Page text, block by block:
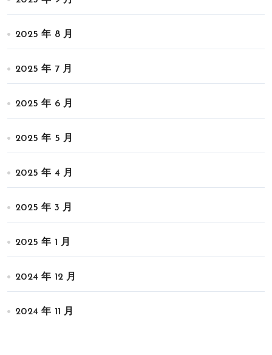
2025 年 8 月
2025 年 7 月
2025 年 6 月
2025 年 5 月
2025 年 4 月
2025 年 3 月
2025 年 1 月
2024 年 12 月
2024 年 11 月